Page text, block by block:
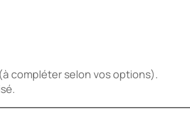
compléter selon vos options).